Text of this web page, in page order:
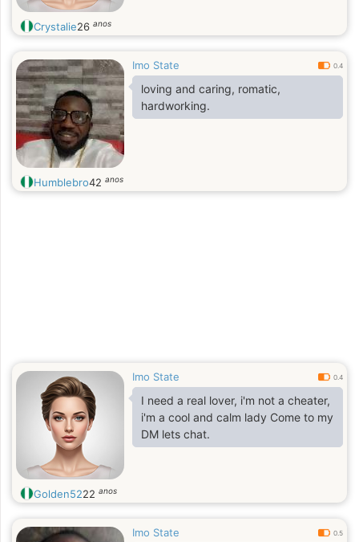
Crystalie26 anos
Imo State 0.4
loving and caring, romatic,
hardworking.
Humblebro42 anos
Imo State 0.4
I need a real lover, i'm not a cheater,
i'm a cool and calm lady Come to my
DM lets chat.
Golden5222 anos
Imo State 0.5